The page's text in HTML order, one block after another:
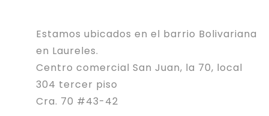
Estamos ubicados en el barrio Bolivariana
en Laureles.
Centro comercial San Juan, la 70, local
304 tercer piso
Cra. 70 #43-42